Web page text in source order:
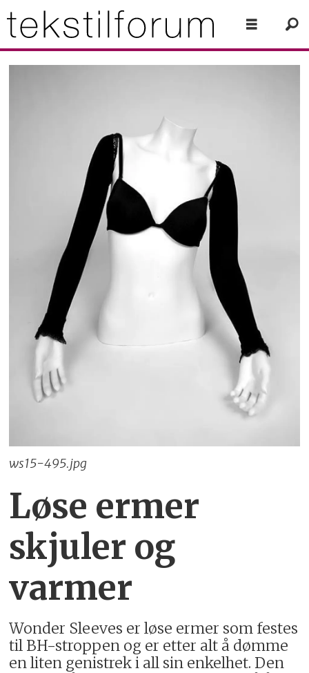
ws15-495.jpg
Løse ermer
skjuler og
varmer
Wonder Sleeves er løse ermer som festes
til BH-stroppen og er etter alt å dømme
en liten genistrek i all sin enkelhet. Den